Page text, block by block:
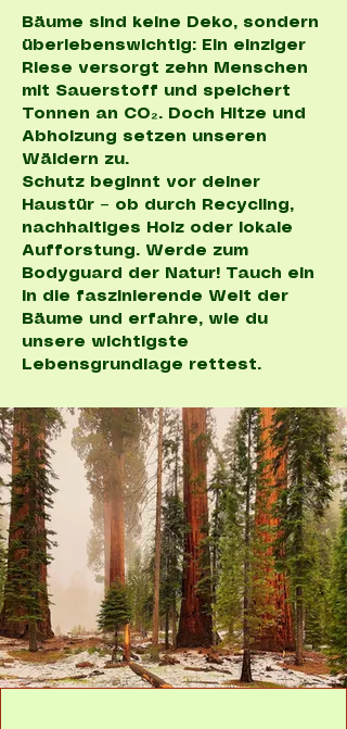
Bäume sind keine Deko, sondern
überlebenswichtig: Ein einziger
Riese versorgt zehn Menschen
mit Sauerstoff und speichert
Tonnen an CO₂. Doch Hitze und
Abholzung setzen unseren
Wäldern zu.
Schutz beginnt vor deiner
Haustür – ob durch Recycling,
nachhaltiges Holz oder lokale
Aufforstung. Werde zum
Bodyguard der Natur! Tauch ein
in die faszinierende Welt der
Bäume und erfahre, wie du
unsere wichtigste
Lebensgrundlage rettest.